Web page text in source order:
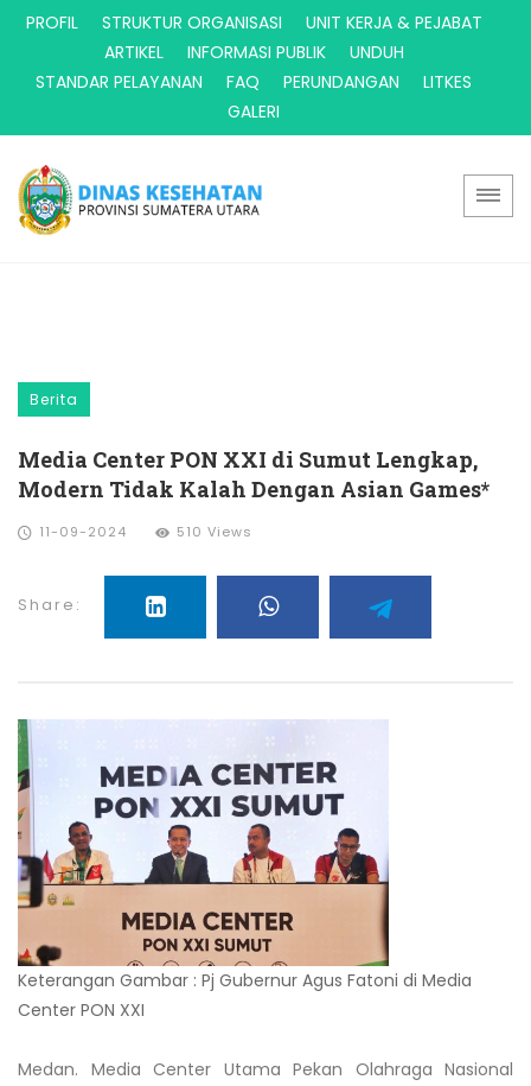
PROFIL STRUKTUR ORGANISASI
UNIT KERJA & PEJABAT
ARTIKEL
INFORMASI PUBLIK
UNDUH
STANDAR PELAYANAN
FAQ PERUNDANGAN
LITKES
GALERI
Berita
Media Center PON XXI di Sumut Lengkap,
Modern Tidak Kalah Dengan Asian Games*
11-09-2024 510 Views
Share:
Keterangan Gambar : Pj Gubernur Agus Fatoni di Media
Center PON XXI
Medan. Media Center Utama Pekan Olahraga Nasional